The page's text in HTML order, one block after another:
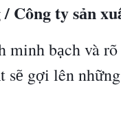
/ Công ty sản xu
minh bạch vàrõ
t sẽ gợi lên những